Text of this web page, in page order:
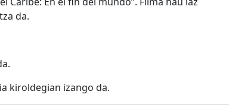
da.
kiroldegian izango da.